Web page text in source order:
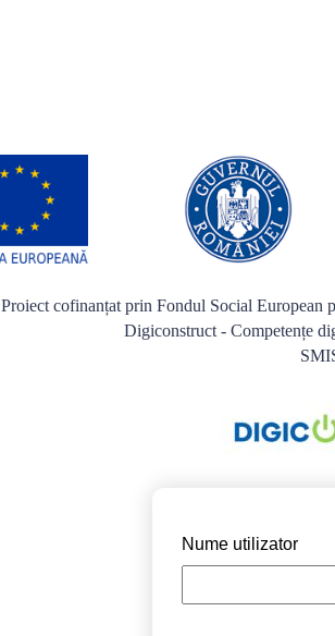
Proiect cofinanțat prin Fondul Social European
Digiconstruct - Competențe
Nume utilizator